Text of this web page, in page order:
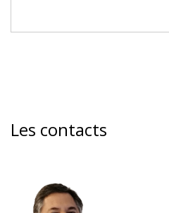
Les contacts